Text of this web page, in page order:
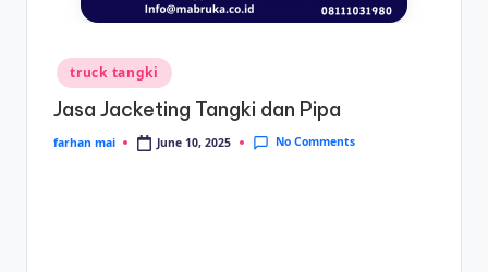
Posted
in
truck tangki
Jasa Jacketing Tangki dan Pipa
Posted
farhan mai June 10, 2025 No Comments